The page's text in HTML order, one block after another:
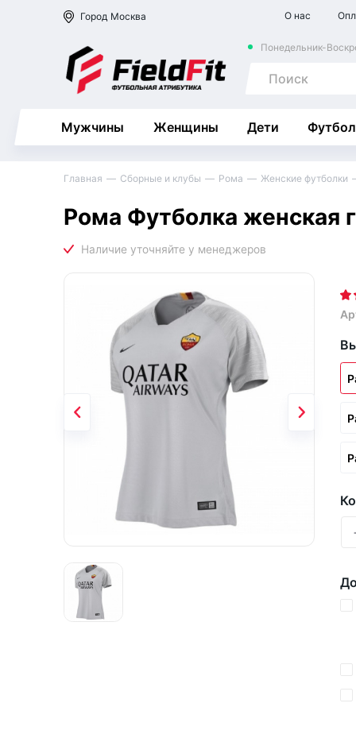
Город Москва О нас
Понедельник-
Мужчины Женщины Дети
Главная Сборные и клубы Рома Женские футболки
Рома Футболка женская